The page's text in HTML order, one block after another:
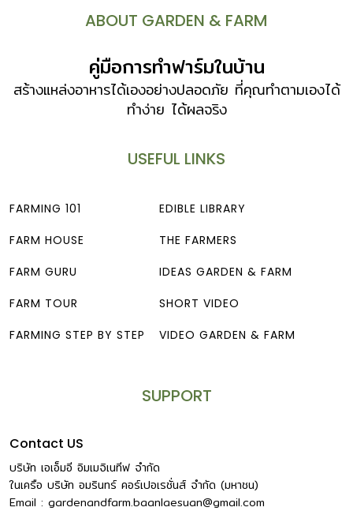
ABOUT GARDEN & FARM
คู่มือการทำฟาร์มในบ้าน
สร้างแหล่งอาหารได้เองอย่างปลอดภัย ที่คุณทำตามเองได้
ทำง่าย ได้ผลจริง
USEFUL LINKS
FARMING 101
FARM HOUSE
FARM GURU
FARM TOUR
FARMING STEP BY STEP
EDIBLE LIBRARY
THE FARMERS
IDEAS GARDEN & FARM
SHORT VIDEO
VIDEO GARDEN & FARM
SUPPORT
Contact US
บริษัท เอเอ็มอี อิมเมจิเนทีฟ จำกัด
ในเครือ บริษัท อมรินทร์ คอร์เปอเรชั่นส์ จำกัด (มหาชน)
Email : gardenandfarm.baanlaesuan@gmail.com